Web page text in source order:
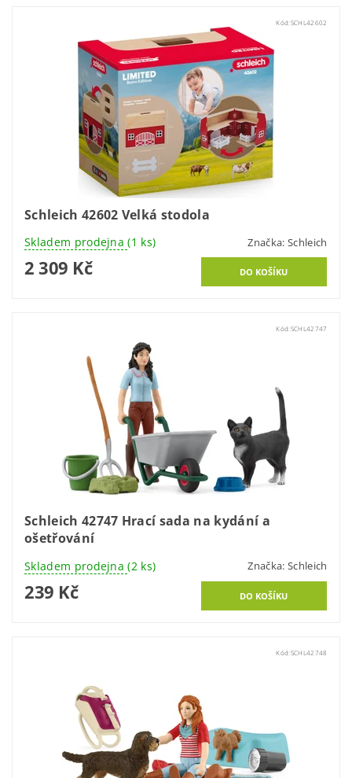
Kód: SCHL42602
Schleich 42602 Velká stodola
Skladem prodejna(1 ks) Značka: Schleich
2 309 Kč
Kód:SCHL42747
Schleich 42747 Hrací sada na kydání a
ošetřování
Skladem prodejna(2 ks) Značka: Schleich
239 Kč
Kód: SCHL42748